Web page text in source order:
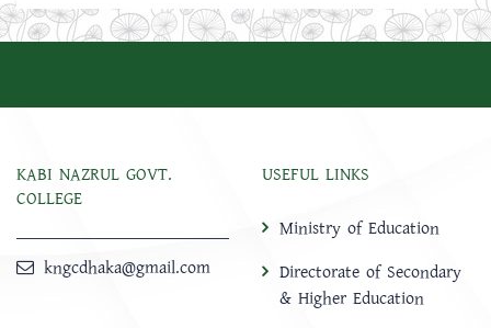
KABI NAZRUL GOVT.
COLLEGE
kngcdhaka@gmail.com
USEFUL LINKS
Ministry of Education
Directorate of Secondary
& Higher Education